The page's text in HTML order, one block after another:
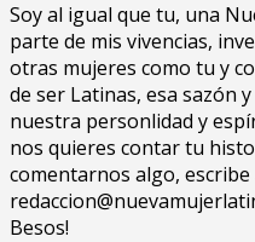
Soy al igual que tu, una
parte de mis vivencias,
otras mujeres como tu y
de ser Latinas, esa sazón
nuestra personlidad y
nos quieres contar tu
comentarnos algo, escribe
Besos!